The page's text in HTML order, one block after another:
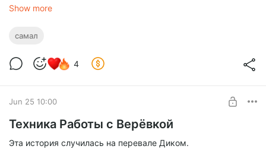
Show more
самал
4
Jun 25 10:00
Техника Работы с Верёвкой
Эта история случилась на перевале Диком.